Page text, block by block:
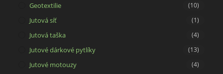
Geotextilie (10)
Jutová síť (1)
Jutová taška (4)
Jutové dárkové pytlíky (13)
Jutové motouzy (4)